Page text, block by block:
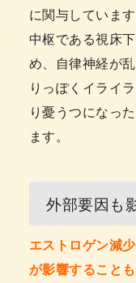
に関与していま
中枢である視床
め、自律神経が
りっぽくイライ
り憂うつになっ
ます。
外部要因も
エストロゲン減
が影響することも